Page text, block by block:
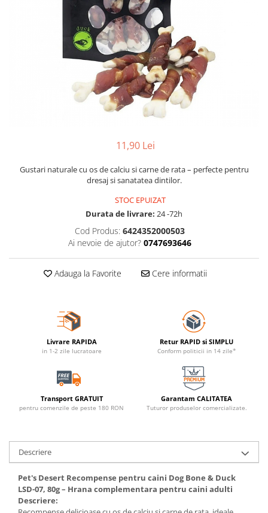
11,90 Lei
Gustari naturale cu os de calciu si carne de rata – perfecte pentru
dresaj si sanatatea dintilor.
STOC EPUIZAT
Durata de livrare: 24 -72h
Cod Produs: 6424352000503
Ai nevoie de ajutor? 0747693646
Adauga la Favorite Cere informatii
Livrare RAPIDA
in 1-2 zile lucratoare
Retur RAPID si SIMPLU
Conform politicii in 14 zile*
Transport GRATUIT
pentru comenzile de peste 180 RON
Garantam CALITATEA
Tuturor produselor comercializate.
Descriere
Pet's Desert Recompense pentru caini Dog Bone & Duck
LSD-07, 80g – Hrana complementara pentru caini adulti
Descriere: